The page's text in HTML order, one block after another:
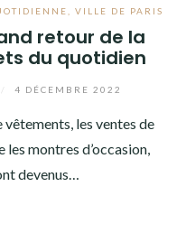
, VILLE DE PARIS
retour de la
du quotidien
4 DÉCEMBRE 2022
vêtements, les ventes de
montres d’occasion,
devenus…